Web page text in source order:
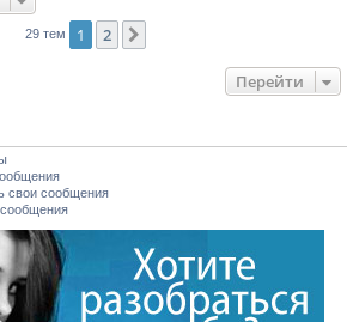
29 тем 1 2
Перейти
свои сообщения